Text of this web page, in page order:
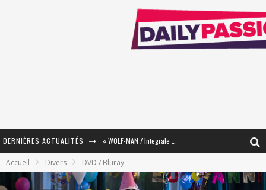
DERNIÈRES ACTUALITÉS
Accueil Divers DVD / Bluray